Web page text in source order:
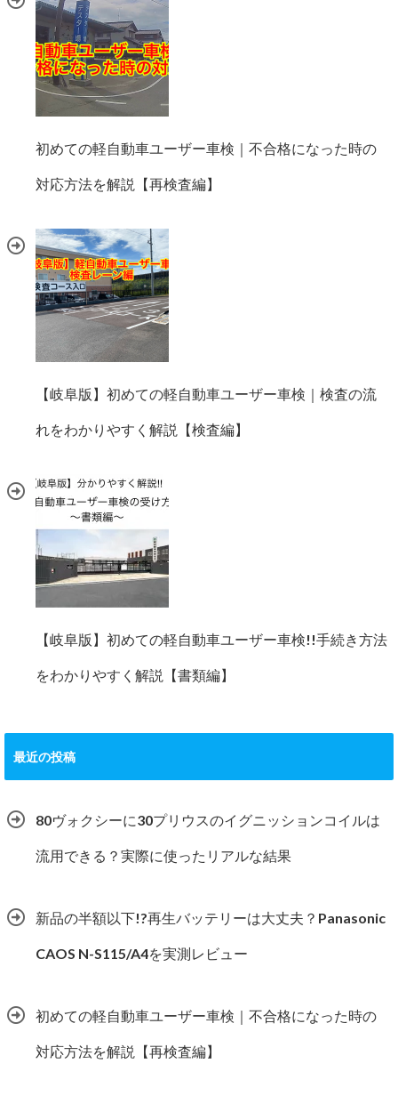
初めての軽自動車ユーザー車検｜不合格になった時の
対応方法を解説【再検査編】
【岐阜版】初めての軽自動車ユーザー車検｜検査の流
れをわかりやすく解説【検査編】
【岐阜版】初めての軽自動車ユーザー車検!!手続き方法
をわかりやすく解説【書類編】
最近の投稿
80ヴォクシーに30プリウスのイグニッションコイルは
流用できる？実際に使ったリアルな結果
新品の半額以下!?再生バッテリーは大丈夫？Panasonic
CAOS N-S115/A4を実測レビュー
初めての軽自動車ユーザー車検｜不合格になった時の
対応方法を解説【再検査編】